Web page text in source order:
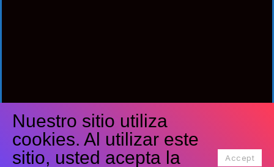
Síguenos
Facebook Youtube
Nuestro sitio utiliza
cookies. Al utilizar este
sitio, usted acepta la
Accept